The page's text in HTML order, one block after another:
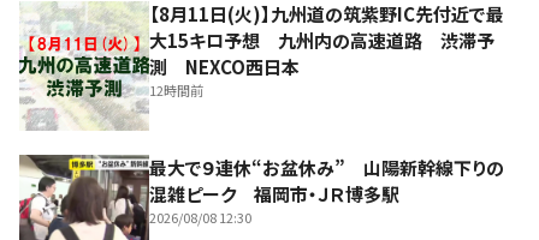
【8月11日(火)】九州道の筑紫野IC先付近で最
大15キロ予想 九州内の高速道路 渋滞予
測 NEXCO西日本
12時間前
最大で９連休“お盆休み” 山陽新幹線下りの
混雑ピーク 福岡市・ＪＲ博多駅
2026/08/08 12:30